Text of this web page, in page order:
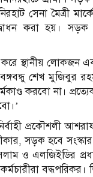
সেনা মৈত্রী
করা হয়। সড়ক
স্থানীয় লোকজন
শেখ মুজিবুর
করবো না।
প্রকৌশলী
সড়ক হবে
ও এলজিইডির